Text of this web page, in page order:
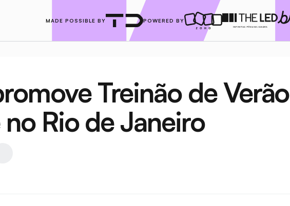
MADE POSSIBLE BY POWERED BY
Treinão de Verão
Rio de Janeiro